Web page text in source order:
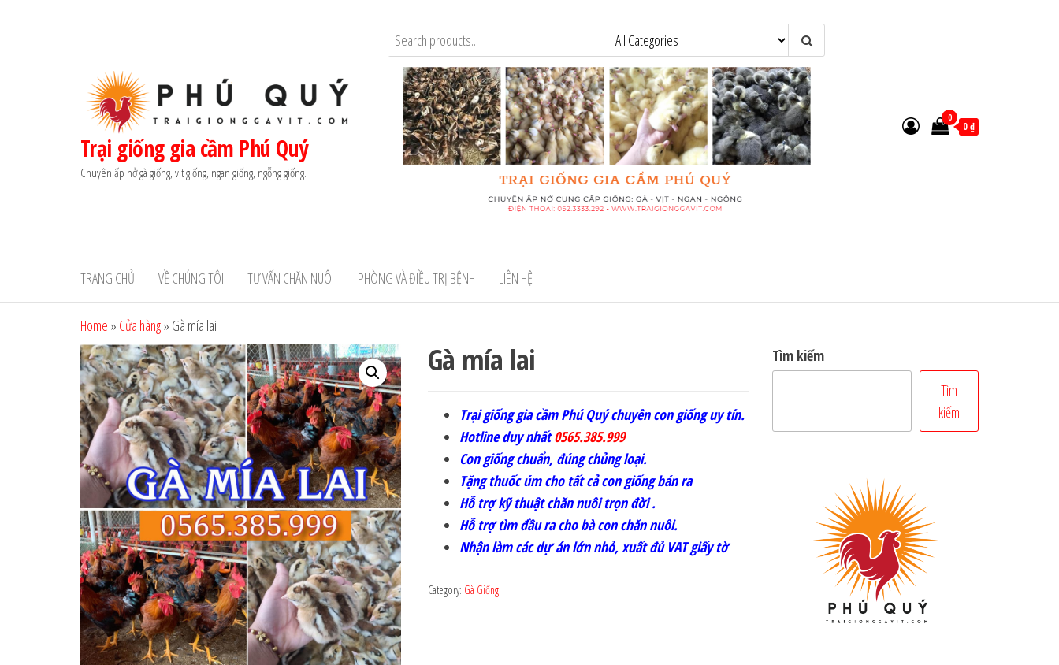
Trại giống gia cầm Phú Quý
Chuyên ấp nở gà giống, vịt giống, ngan giống, ngỗng giống.
0
0 ₫
TRANG CHỦ VỀ CHÚNG TÔI TƯ VẤN CHĂN NUÔI PHÒNG VÀ ĐIỀU TRỊ BỆNH LIÊN HỆ
Home » Cửa hàng» Gà mía lai
Gà mía lai
Trại giống gia cầm Phú Quý chuyên con giống uy tín.
Hotline duy nhất0565.385.999
Con giống chuẩn, đúng chủng loại.
Tặng thuốc úm cho tất cả con giống bán ra
Hỗ trợ kỹ thuật chăn nuôi trọn đời .
Hỗ trợ tìm đầu ra cho bà con chăn nuôi.
Nhận làm các dự án lớn nhỏ, xuất đủ VAT giấy tờ
Category: Gà Giống
Tìm kiếm
Tìm
kiếm